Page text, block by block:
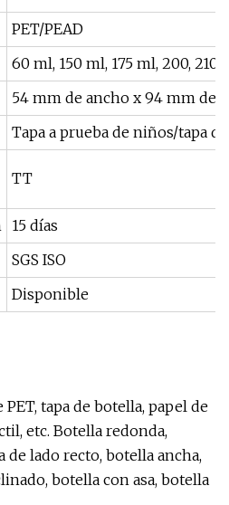
PET/PEAD
60 ml, 150 ml, 175 ml, 200,
54 mm de ancho x 94 mm de
Tapa a prueba de niños/tapa
TT
15 días
SGS ISO
Disponible
tapa de botella, papel de
etc. Botella redonda,
de lado recto, botella ancha,
botella con asa, botella